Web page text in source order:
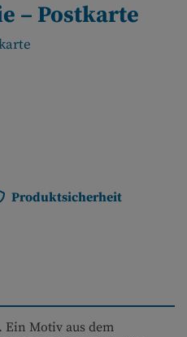
– Postkarte
Produktsicherheit
Ein Motiv aus dem